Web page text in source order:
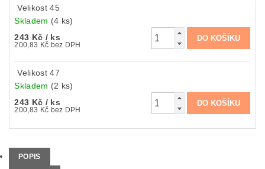
Velikost 45
Skladem (4 ks)
243 Kč / ks
200,83 Kč bez DPH
Velikost 47
Skladem (2 ks)
243 Kč / ks
200,83 Kč bez DPH
POPIS